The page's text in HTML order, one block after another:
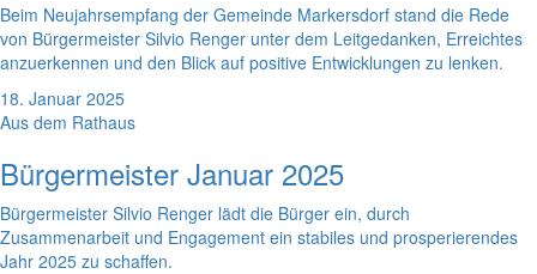
Beim Neujahrsempfang der Gemeinde Markersdorf stand die Rede
von Bürgermeister Silvio Renger unter dem Leitgedanken, Erreichtes
anzuerkennen und den Blick auf positive Entwicklungen zu lenken.
18. Januar 2025
Aus dem Rathaus
Bürgermeister Januar 2025
Bürgermeister Silvio Renger lädt die Bürger ein, durch
Zusammenarbeit und Engagement ein stabiles und prosperierendes
Jahr 2025 zu schaffen.